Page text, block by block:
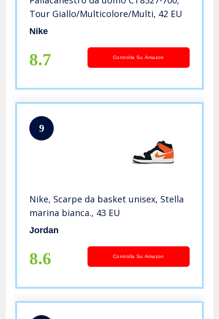
Tour Giallo/Multicolore/Multi, 42 EU
Nike
8.7 Controlla Su Amazon
9
Nike, Scarpe da basket unisex, Stella
marina bianca., 43 EU
Jordan
8.6 Controlla Su Amazon